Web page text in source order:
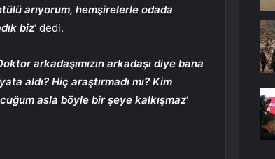
arıyorum, hemşirelerle odada
biz‘ dedi.
arkadaşımızın arkadaşı diye bana
aldı? Hiç araştırmadı mı? Kim
asla böyle bir şeye kalkışmaz‘